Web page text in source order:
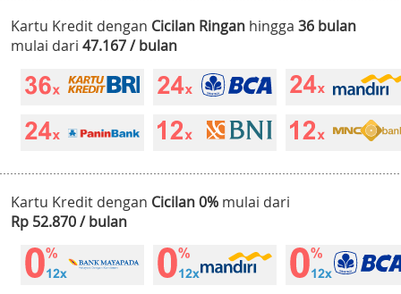
Kartu Kredit dengan Cicilan Ringan hingga 36 bulan
mulai dari 47.167 / bulan
Kartu Kredit dengan Cicilan 0% mulai dari
Rp 52.870 / bulan